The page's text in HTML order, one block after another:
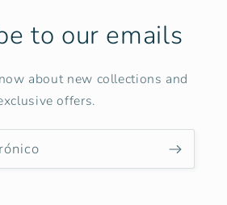
to our emails
about new collections and
offers.